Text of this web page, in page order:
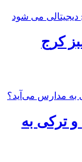
کرج
ترکی به